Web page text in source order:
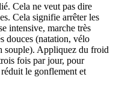
Cela ne veut pas dire
Cela signifie arrêter les
intensive, marche très
douces (natation, vélo
souple). Appliquez du froid
fois par jour, pour
le gonflement et